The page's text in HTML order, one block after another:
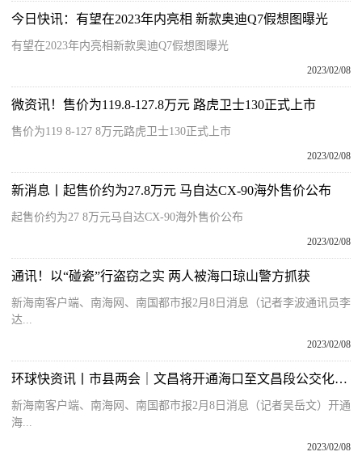
今日快讯：有望在2023年内亮相 新款奥迪Q7假想图曝光
有望在2023年内亮相新款奥迪Q7假想图曝光
2023/02/08
微资讯！售价为119.8-127.8万元 路虎卫士130正式上市
售价为119 8-127 8万元路虎卫士130正式上市
2023/02/08
新消息丨起售价约为27.8万元 马自达CX-90海外售价公布
起售价约为27 8万元马自达CX-90海外售价公布
2023/02/08
通讯！以“碰瓷”行盗窃之实 两人被海口琼山警方抓获
新海南客户端、南海网、南国都市报2月8日消息（记者李波通讯员李
达...
2023/02/08
环球快资讯丨市县两会｜文昌将开通海口至文昌段公交化列车
新海南客户端、南海网、南国都市报2月8日消息（记者吴岳文）开通
海...
2023/02/08